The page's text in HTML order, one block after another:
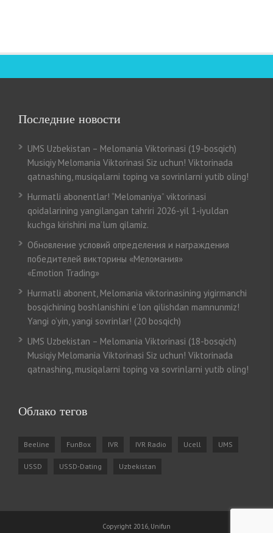
Последние новости
UMS Uzbekistan – Melomania Viktorinasi (19-bosqich)
Musiqiy Melomania Viktorinasi Siz uchun! Viktorinada
qatnashing, musiqalarni toping va sovrinlarni yutib oling!
Hurmatli abonentlar! “Melomaniya” viktorinasi
qoidalarining yangilangan tahriri 2026-yil 1-iyuldan
kuchga kirishini ma’lum qilamiz.
Обновление условий определения и награждения
победителей викторины «Меломания»
«Emotion Trading»
Hurmatli abonent, Melomania viktorinasining yigirmanchi
bosqichining boshlanishini e’lon qilishdan mamnunmiz!
Yangi o’yin, yangi sovrinlar! (20 bosqich)
UMS Uzbekistan – Melomania Viktorinasi (18-bosqich)
Musiqiy Melomania Viktorinasi Siz uchun! Viktorinada
qatnashing, musiqalarni toping va sovrinlarni yutib oling!
Облако тегов
Beeline FunBox IVR IVR Radio Ucell UMS
USSD USSD-Dating Uzbekistan
Copyright 2016, Unifun